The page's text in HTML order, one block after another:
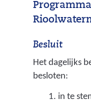
Besluit
Het dagelijks
besloten:
in te